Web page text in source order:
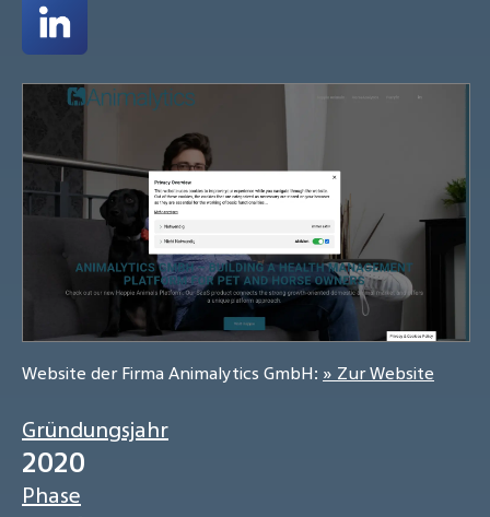
Website der Firma Animalytics GmbH: » Zur Website
Gründungsjahr
2020
Phase